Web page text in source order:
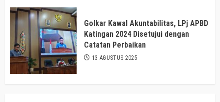
Golkar Kawal Akuntabilitas, LPj APBD
Katingan 2024 Disetujui dengan
Catatan Perbaikan
13 AGUSTUS 2025